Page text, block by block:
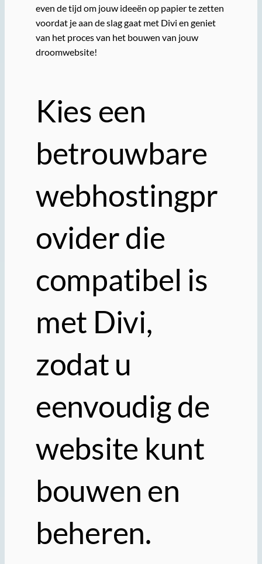
even de tijd om jouw ideeën op papier te zetten
voordat je aan de slag gaat met Divi en geniet
van het proces van het bouwen van jouw
droomwebsite!
Kies een
betrouwbare
webhostingpr
ovider die
compatibel is
met Divi,
zodat u
eenvoudig de
website kunt
bouwen en
beheren.